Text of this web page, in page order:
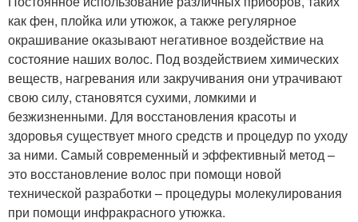
как фен, плойка или утюжок, а также регулярное
окрашивание оказывают негативное воздействие на
состояние наших волос. Под воздействием химических
веществ, нагревания или закручивания они утрачивают
свою силу, становятся сухими, ломкими и
безжизненными. Для восстановления красоты и
здоровья существует много средств и процедур по уходу
за ними. Самый современный и эффективный метод –
это восстановление волос при помощи новой
технической разработки – процедуры молекулирования
при помощи инфракрасного утюжка.